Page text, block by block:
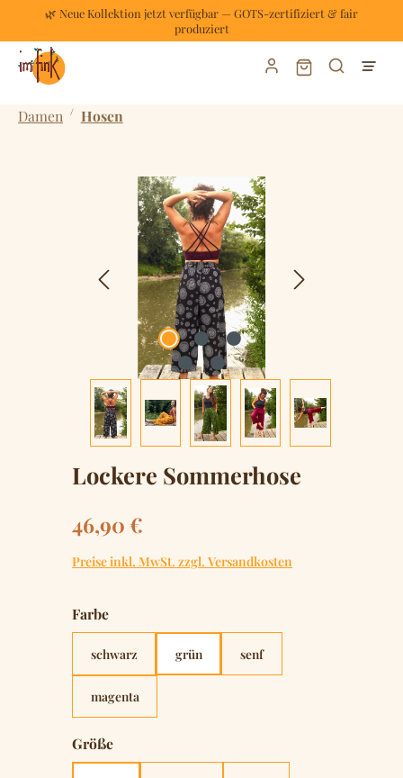
Zum Hauptinhalt springen
🌿 Neue Kollektion jetzt verfügbar — GOTS-zertifiziert & fair
produziert
Warenkorb
Damen / Hosen
Bildergalerie überspringen
Lockere Sommerhose
Regulärer Preis:
46,90 €
Preise inkl. MwSt. zzgl. Versandkosten
Farbeauswählen
schwarz grün senf
magenta
Größeauswählen